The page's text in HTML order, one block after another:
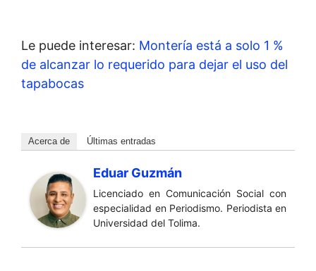
Le puede interesar: Montería está a solo 1 %
de alcanzar lo requerido para dejar el uso del
tapabocas
Acerca de Últimas entradas
Eduar Guzmán
Licenciado en Comunicación Social con
especialidad en Periodismo. Periodista en
Universidad del Tolima.